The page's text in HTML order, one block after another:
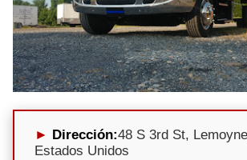
Dirección:48 S 3rd St,
Estados Unidos